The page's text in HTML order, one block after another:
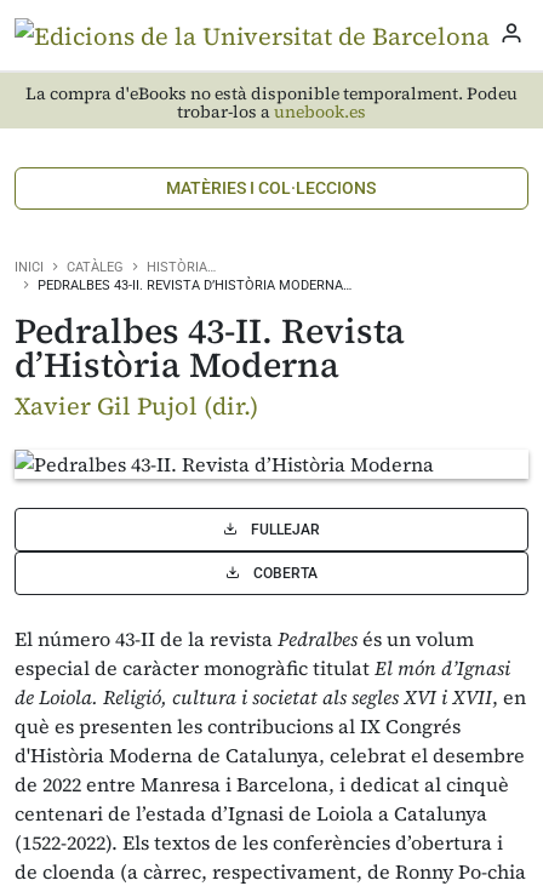
La compra d'eBooks no està disponible temporalment. Podeu
trobar-los aunebook.es
MATÈRIES I COL·LECCIONS
INICI CATÀLEG
HISTÒRIA…
PEDRALBES 43-II. REVISTA D’HISTÒRIA MODERNA…
Pedralbes 43-II. Revista
d’Història Moderna
Xavier Gil Pujol (dir.)
FULLEJAR
COBERTA
El número 43-II de la revistaPedralbesés un volum
especial de caràcter monogràfic titulatEl món d’Ignasi
de Loiola. Religió, cultura i societat als segles XVI i XVII, en
què es presenten les contribucions al IX Congrés
d'Història Moderna de Catalunya, celebrat el desembre
de 2022 entre Manresa i Barcelona, i dedicat al cinquè
centenari de l’estada d’Ignasi de Loiola a Catalunya
(1522-2022). Els textos de les conferències d’obertura i
de cloenda (a càrrec, respectivament, de Ronny Po-chia